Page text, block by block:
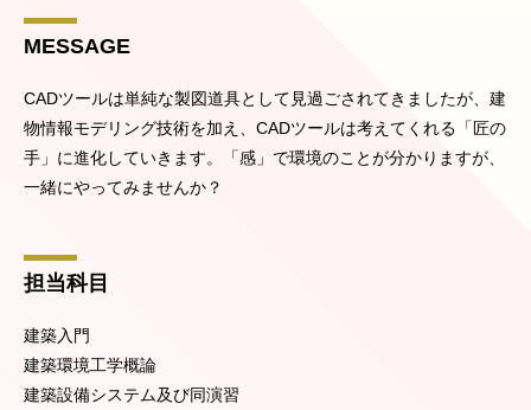
MESSAGE
CADツールは単純な製図道具として見過ごされてきましたが、建
物情報モデリング技術を加え、CADツールは考えてくれる「匠の
手」に進化していきます。「感」で環境のことが分かりますが、
一緒にやってみませんか？
担当科目
建築入門
建築環境工学概論
建築設備システム及び同演習